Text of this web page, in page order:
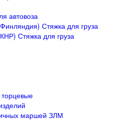
автовоза
Стяжка для груза
Стяжка для груза
маршей ЗЛМ